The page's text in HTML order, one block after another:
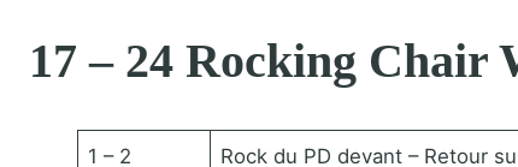
17 – 24 Rocking
1 – 2 Rock du PD devant – Retour